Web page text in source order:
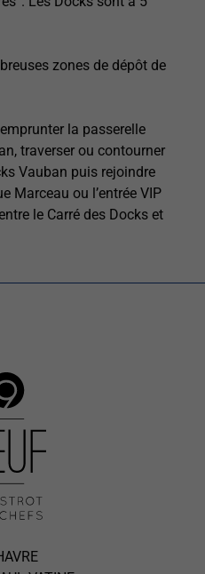
zones de dépôt de
la passerelle
traverser ou contourner
Vauban puis rejoindre
Marceau ou l’entrée VIP
le Carré des Docks et